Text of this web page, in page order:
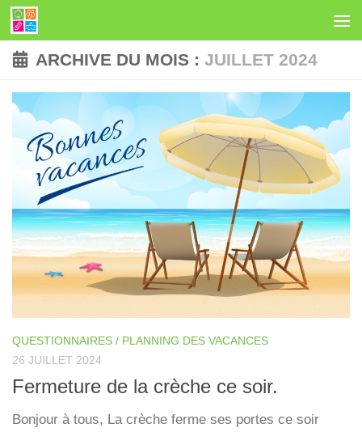
Skip to content
ARCHIVE DU MOIS : JUILLET 2024
QUESTIONNAIRES / PLANNING DES VACANCES
26 JUILLET 2024
Fermeture de la crèche ce soir.
Bonjour à tous, La crèche ferme ses portes ce soir